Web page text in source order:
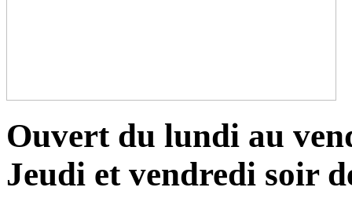
Ouvert du lundi au
Jeudi et vendredi soir